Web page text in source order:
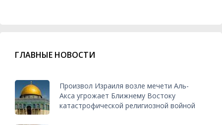
ГЛАВНЫЕ НОВОСТИ
Произвол Израиля возле мечети Аль-
Акса угрожает Ближнему Востоку
катастрофической религиозной войной